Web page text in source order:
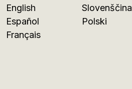
English
Español
Français
Slovenščina
Polski